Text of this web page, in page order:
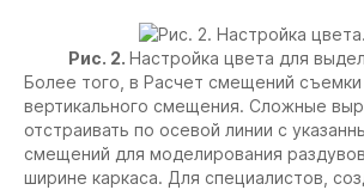
Рис. 2. Настройка цвета для
Более того, в Расчет смещений
вертикального смещения. Сложные
отстраивать по осевой линии с
смещений для моделирования
ширине каркаса. Для специалистов,